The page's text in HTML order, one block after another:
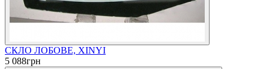
СКЛО ЛОБОВЕ, XINYI
5 088грн